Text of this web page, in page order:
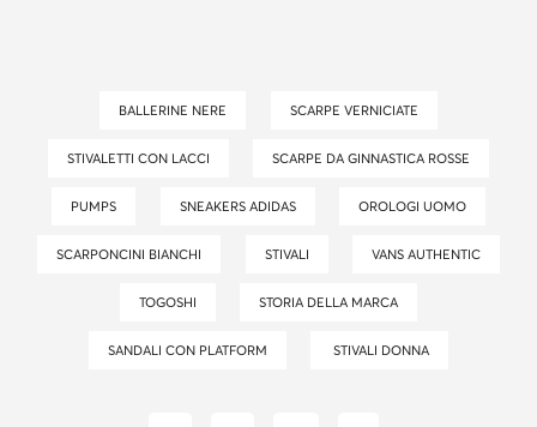
BALLERINE NERE SCARPE VERNICIATE
STIVALETTI CON LACCI SCARPE DA GINNASTICA ROSSE
PUMPS SNEAKERS ADIDAS OROLOGI UOMO
SCARPONCINI BIANCHI STIVALI VANS AUTHENTIC
TOGOSHI STORIA DELLA MARCA
SANDALI CON PLATFORM STIVALI DONNA